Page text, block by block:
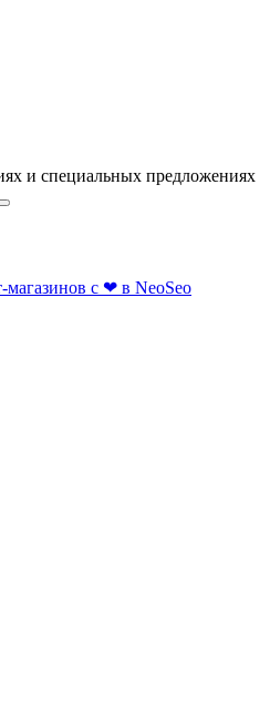
и специальных предложениях
магазинов с ❤ в NeoSeo